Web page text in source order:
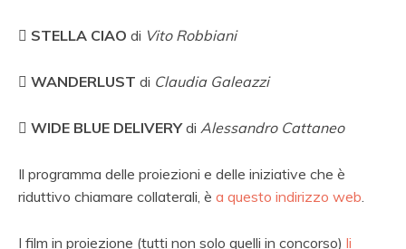
 STELLA CIAO di Vito Robbiani
 WANDERLUST di Claudia Galeazzi
 WIDE BLUE DELIVERYdi Alessandro Cattaneo
Il programma delle proiezioni e delle iniziative che è
riduttivo chiamare collaterali, è a questo indirizzo web
I film in proiezione (tutti non solo quelli in concorso) li